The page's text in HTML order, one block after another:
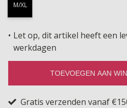
M/XL
Let op, dit artikel heeft een
werkdagen
TOEVOEGEN AAN
Gratis verzenden vanaf